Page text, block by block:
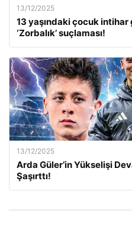
13/12/2025
13 yaşındaki çocuk
‘Zorbalık’ suçlaması!
13/12/2025
Arda Güler’in Yükselişi
Şaşırttı!